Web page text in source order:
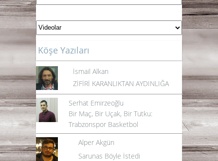
Köşe Yazıları
İsmail Alkan
ZİFİRİ KARANLIKTAN AYDINLIĞA
Serhat Emirzeoğlu
Bir Maç, Bir Uçak, Bir Tutku:
Trabzonspor Basketbol
Alper Akgün
Sarunas Böyle İstedi